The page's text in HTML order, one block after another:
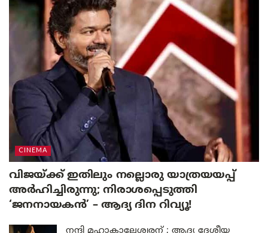
CINEMA
വിജയ്ക്ക് ഇതിലും നല്ലൊരു യാത്രയയപ്പ്
അർഹിച്ചിരുന്നു; നിരാശപ്പെടുത്തി
‘ജനനായകൻ’ – ആദ്യ ദിന റിവ്യൂ!